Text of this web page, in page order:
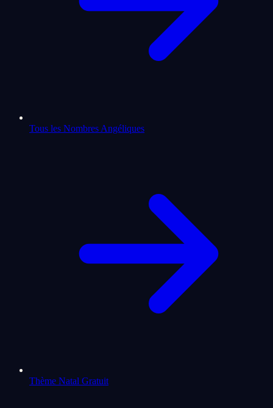
Tous les Nombres Angéliques
Thème Natal Gratuit